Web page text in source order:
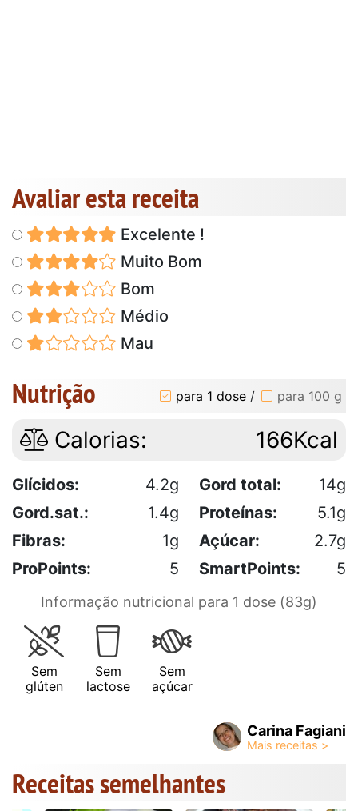
Avaliar esta receita
Excelente !
Muito Bom
Bom
Médio
Mau
Nutrição para 1 dose / para 100 g
Calorias: 166Kcal
Glícidos: 4.2g Gord total:
14g
Gord.sat.:
1.4g Proteínas:
5.1g
Fibras:
1g Açúcar:
2.7g
ProPoints:
5 SmartPoints: 5
Informação nutricional para 1 dose (83g)
Sem
glúten
Sem
lactose
Sem
açúcar
Carina Fagiani
Receitas semelhantes